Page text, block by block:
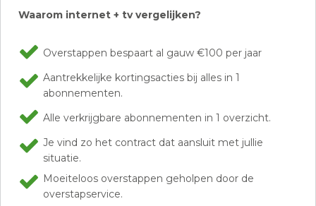
Waarom internet + tv vergelijken?
Overstappen bespaart al gauw €100 per jaar
Aantrekkelijke kortingsacties bij alles in 1
abonnementen.
Alle verkrijgbare abonnementen in 1 overzicht.
Je vind zo het contract dat aansluit met jullie
situatie.
Moeiteloos overstappen geholpen door de
overstapservice.